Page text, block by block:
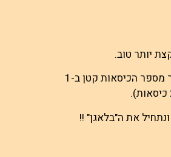
יותר טוב.
במשחק "הרוח נושבת" הילדים מתבקשים לשבת בכיסאות במעגל, כאשר מספר הכיסאות קטן ב-1
את ה"בלאגן" !!